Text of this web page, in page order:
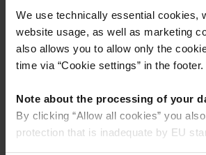
We use technically essential cookies,
website usage, as well as marketing
also allows you to allow only the
time via “Cookie settings” in the footer.
Note about the processing of your
By clicking “Allow all cookies” you
protection that is inadequate by EU